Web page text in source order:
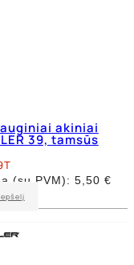
akiniai
39, tamsūs
(su PVM): 5,50 €